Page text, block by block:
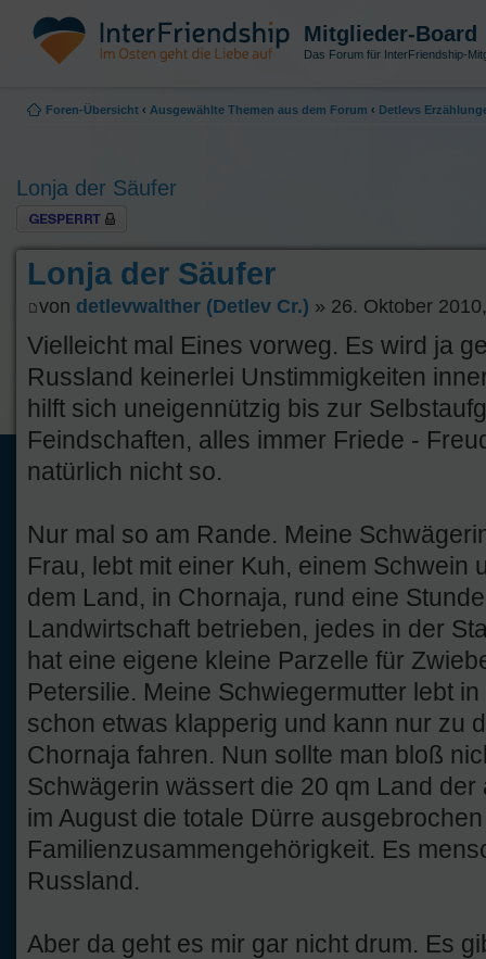
Mitglieder-Board
Das Forum für InterFriendship-
Foren-Übersicht ‹ Ausgewählte Themen aus dem Forum ‹ Detlevs
Lonja der Säufer
Thema gesperrt
Lonja der Säufer
von detlevwalther (Detlev Cr.) » 26. Oktober
Vielleicht mal Eines vorweg. Es wird ja
Russland keinerlei Unstimmigkeiten
hilft sich uneigennützig bis zur
Feindschaften, alles immer Friede -
natürlich nicht so.
Nur mal so am Rande. Meine
Frau, lebt mit einer Kuh, einem Schwein
dem Land, in Chornaja, rund eine
Landwirtschaft betrieben, jedes in der
hat eine eigene kleine Parzelle für
Petersilie. Meine Schwiegermutter lebt
schon etwas klapperig und kann nur zu
Chornaja fahren. Nun sollte man bloß
Schwägerin wässert die 20 qm Land
im August die totale Dürre
Familienzusammengehörigkeit. Es
Russland.
Aber da geht es mir gar nicht drum. Es